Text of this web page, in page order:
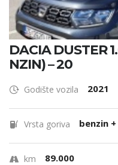
DACIA DUSTER
NZIN) – 20
Godište vozila 2021
Vrsta goriva benzin
km 89.000